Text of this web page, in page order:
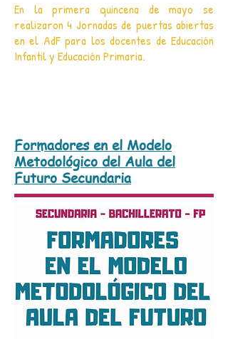
En la primera quincena de mayo se
realizaron 4 Jornadas de puertas abiertas
en el AdF para los docentes de Educación
Infantil y Educación Primaria.
Formadores en el Modelo
Metodológico del Aula del
Futuro Secundaria